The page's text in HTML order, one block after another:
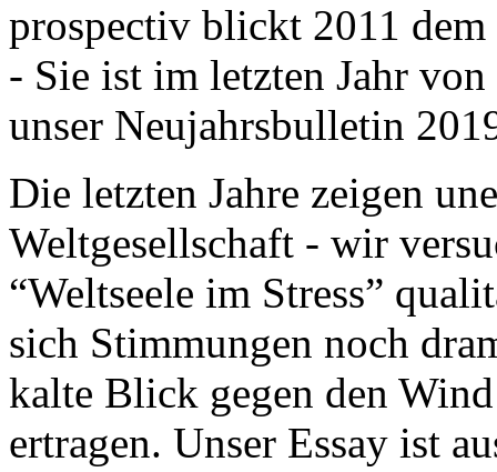
prospectiv blickt 2011
- Sie ist im letzten Jahr
unser Neujahrsbulletin
Die letzten Jahre zeigen
Weltgesellschaft - wir
“Weltseele im Stress”
sich Stimmungen noch
kalte Blick gegen den
ertragen. Unser Essay ist